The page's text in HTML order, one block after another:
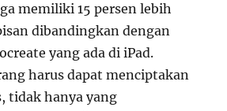
memiliki 15 persen lebih
dibandingkan dengan
yang ada di iPad.
harus dapat menciptakan
tidak hanya yang